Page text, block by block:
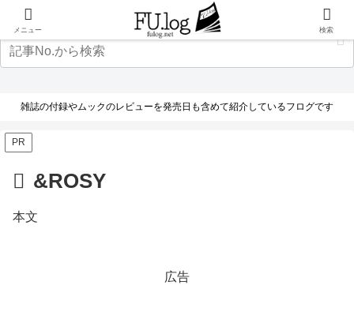
雑誌の付録やムックのレビューを発売日も含めて紹介しているフログです
PR
&ROSY
本文
広告
メニュー 検索